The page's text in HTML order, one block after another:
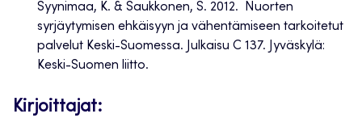
Syynimaa, K. & Saukkonen, S. 2012. Nuorten
syrjäytymisen ehkäisyyn ja vähentämiseen tarkoitetut
palvelut Keski-Suomessa. Julkaisu C 137. Jyväskylä:
Keski-Suomen liitto.
Kirjoittajat: